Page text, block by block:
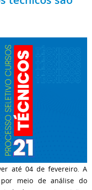
até 04 de fevereiro. A
meio de análise do